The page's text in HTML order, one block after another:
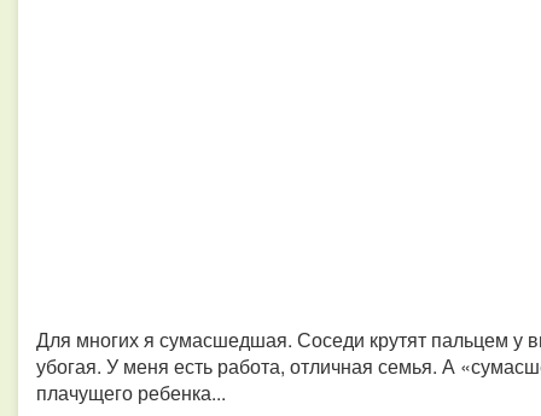
Для многих я сумасшедшая. Соседи крутят пальцем у
убогая. У меня есть работа, отличная семья. А
плачущего ребенка...